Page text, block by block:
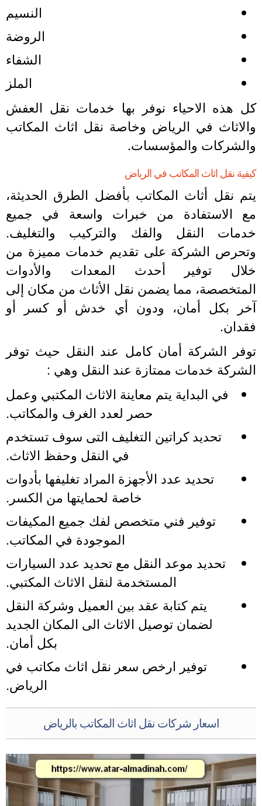
النسيم
الروضة
الشفاء
الملز
هذه الاحياء نوفر بها خدمات نقل العفش
في الرياض وخاصة نقل اثاث المكاتب
والمؤسسات.
نقل اثاث المكاتب في الرياض
نقل أثاث المكاتب بأفضل الطرق الحديثة،
الاستفادة من خبرات واسعة في جميع
النقل والفك والتركيب والتغليف.
الشركة على تقديم خدمات مميزة من
توفير أحدث المعدات والأدوات
مما يضمن نقل الأثاث من مكان إلى
بكل أمان، ودون أي خدش أو كسر أو
الشركة أمان كامل عند النقل حيث توفر
خدمات ممتازة عند النقل وهي :
في البداية يتم معاينة الاثاث المكتبي وعمل
حصر لعدد الغرف والمكاتب.
تحديد كراتين التغليف التى سوف تستخدم
في النقل وحفظ الاثاث.
تحديد عدد الأجهزة المراد تغليفها بأدوات
خاصة لحمايتها من الكسر.
توفير فني متخصص لفك جميع المكيفات
الموجودة في المكاتب.
تحديد موعد النقل مع تحديد عدد السيارات
المستخدمة لنقل الاثاث المكتبي.
يتم كتابة عقد بين العميل وشركة النقل
لضمان توصيل الاثاث الى المكان الجديد
بكل أمان.
توفير ارخص سعر نقل اثاث مكاتب في
الرياض.
اسعار شركات نقل اثاث المكاتب بالرياض